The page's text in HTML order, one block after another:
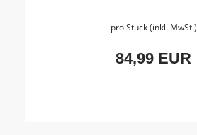
pro Stück (inkl. MwSt.)
84,99 EUR